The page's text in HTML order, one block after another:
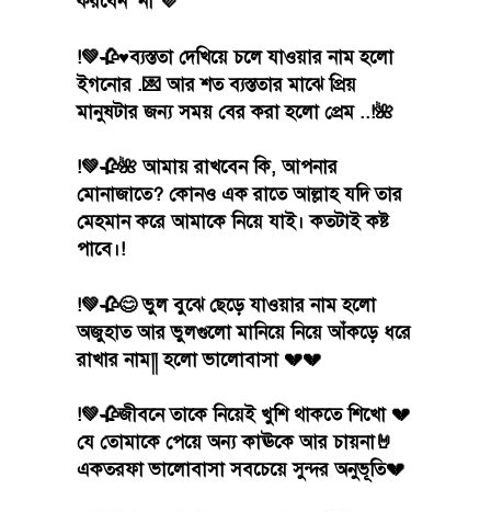
!💚🥀♥ব্যস্ততা দেখিয়ে চলে যাওয়ার নাম হলো
ইগনোর .💌 আর শত ব্যস্ততার মাঝে প্রিয়
মানুষটার জন্য সময় বের করা হলো প্রেম ..!️🌺
!💚🥀🌺 আমায় রাখবেন কি, আপনার
মোনাজাতে? কোনও এক রাতে আল্লাহ যদি তার
মেহমান করে আমাকে নিয়ে যাই। কতটাই কষ্ট
পাবে।!
!💚🥀😊 ভুল বুঝে ছেড়ে যাওয়ার নাম হলো
অজুহাত আর ভুলগুলো মানিয়ে নিয়ে আঁকড়ে ধরে
রাখার নাম༎ হলো ভালোবাসা 💔💔
!💚🥀জীবনে তাকে নিয়েই খুশি থাকতে শিখো 💔
যে তোমাকে পেয়ে অন্য কাঊকে আর চায়না🤘
একতরফা ভালোবাসা সবচেয়ে সুন্দর অনুভূতি💔